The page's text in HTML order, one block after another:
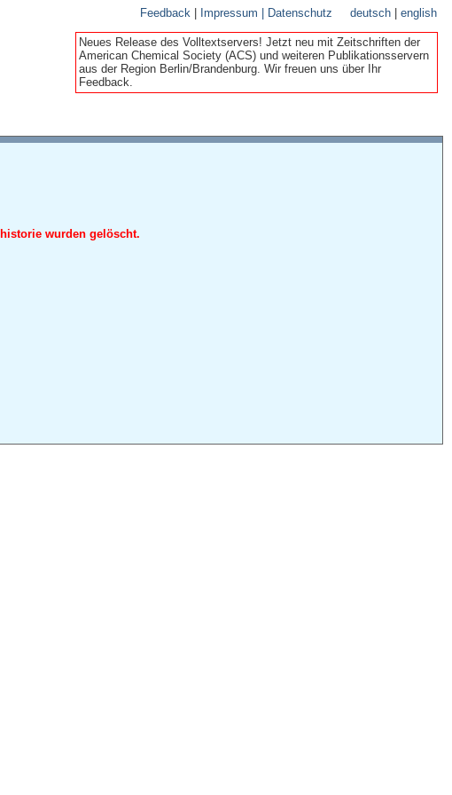
Feedback Impressum | Datenschutz deutsch |english
Neues Release des Volltextservers! Jetzt neu mit Zeitschriften der
American Chemical Society (ACS) und weiteren Publikationsservern
aus der Region Berlin/Brandenburg. Wir freuen uns über Ihr
Feedback.
wurden gelöscht.